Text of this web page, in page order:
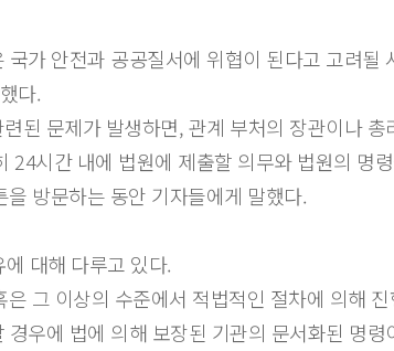
가 안전과 공공질서에 위협이 된다고 고려될
다.
된 문제가 발생하면, 관계 부처의 장관이나
시간 내에 법원에 제출할 의무와 법원의 명
방문하는 동안 기자들에게 말했다.
대해 다루고 있다.
그 이상의 수준에서 적법적인 절차에 의해
우에 법에 의해 보장된 기관의 문서화된 명